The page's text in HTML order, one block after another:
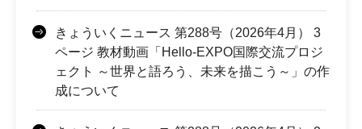
きょういくニュース 第288号（2026年4月） 3
ページ 教材動画「Hello-EXPO国際交流プロジ
ェクト ～世界と語ろう、未来を描こう～」の作
成について